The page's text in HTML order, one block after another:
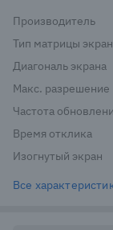
Производитель
Тип матрицы
Диагональ экрана
Макс. разрешение
Частота
Время отклика
Изогнутый экран
Все